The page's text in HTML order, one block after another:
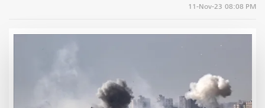
11-Nov-23 08:08 PM